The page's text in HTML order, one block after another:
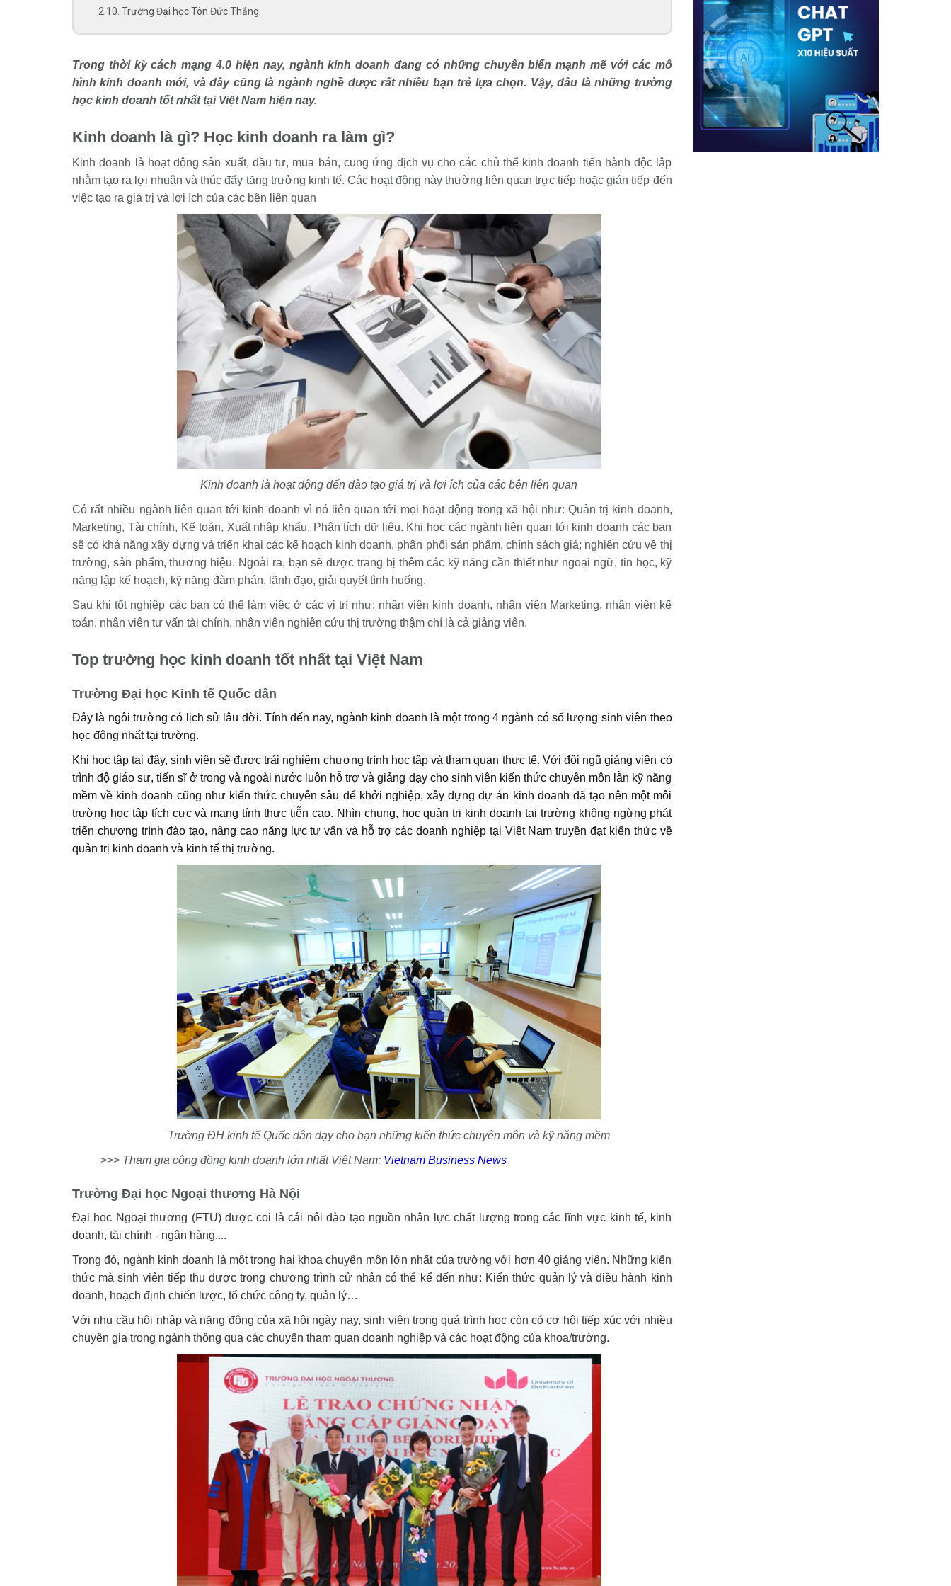
2.10. Trường Đại học Tôn Đức Thắng
Trong thời kỳ cách mạng 4.0 hiện nay, ngành kinh doanh đang có những chuyển biến mạnh mẽ với các mô
hình kinh doanh mới, và đây cũng là ngành nghề được rất nhiều bạn trẻ lựa chọn. Vậy, đâu là những trường
học kinh doanh tốt nhất tại Việt Nam hiện nay.
Kinh doanh là gì? Học kinh doanh ra làm gì?
Kinh doanh là hoạt động sản xuất, đầu tư, mua bán, cung ứng dịch vụ cho các chủ thể kinh doanh tiến hành độc lập
nhằm tạo ra lợi nhuận và thúc đẩy tăng trưởng kinh tế. Các hoạt động này thường liên quan trực tiếp hoặc gián tiếp đến
việc tạo ra giá trị và lợi ích của các bên liên quan
Kinh doanh là hoạt động đến đào tạo giá trị và lợi ích của các bên liên quan
Có rất nhiều ngành liên quan tới kinh doanh vì nó liên quan tới mọi hoạt động trong xã hội như: Quản trị kinh doanh,
Marketing, Tài chính, Kế toán, Xuất nhập khẩu, Phân tích dữ liệu. Khi học các ngành liên quan tới kinh doanh các bạn
sẽ có khả năng xây dựng và triển khai các kế hoạch kinh doanh, phân phối sản phẩm, chính sách giá; nghiên cứu về thị
trường, sản phẩm, thương hiệu. Ngoài ra, bạn sẽ được trang bị thêm các kỹ năng cần thiết như ngoại ngữ, tin học, kỹ
năng lập kế hoạch, kỹ năng đàm phán, lãnh đạo, giải quyết tình huống.
Sau khi tốt nghiệp các bạn có thể làm việc ở các vị trí như: nhân viên kinh doanh, nhân viên Marketing, nhân viên kế
toán, nhân viên tư vấn tài chính, nhân viên nghiên cứu thị trường thậm chí là cả giảng viên.
Top trường học kinh doanh tốt nhất tại Việt Nam
Trường Đại học Kinh tế Quốc dân
Đây là ngôi trường có lịch sử lâu đời. Tính đến nay, ngành kinh doanh là một trong 4 ngành có số lượng sinh viên theo
học đông nhất tại trường.
Khi học tập tại đây, sinh viên sẽ được trải nghiệm chương trình học tập và tham quan thực tế. Với đội ngũ giảng viên có
trình độ giáo sư, tiến sĩ ở trong và ngoài nước luôn hỗ trợ và giảng dạy cho sinh viên kiến thức chuyên môn lẫn kỹ năng
mềm về kinh doanh cũng như kiến thức chuyên sâu để khởi nghiệp, xây dựng dự án kinh doanh đã tạo nên một môi
trường học tập tích cực và mang tính thực tiễn cao. Nhìn chung, học quản trị kinh doanh tại trường không ngừng phát
triển chương trình đào tạo, nâng cao năng lực tư vấn và hỗ trợ các doanh nghiệp tại Việt Nam truyền đạt kiến thức về
quản trị kinh doanh và kinh tế thị trường.
Trường ĐH kinh tế Quốc dân dạy cho bạn những kiến thức chuyên môn và kỹ năng mềm
>>> Tham gia cộng đồng kinh doanh lớn nhất Việt Nam: Vietnam Business News
Trường Đại học Ngoại thương Hà Nội
Đại học Ngoại thương (FTU) được coi là cái nôi đào tạo nguồn nhân lực chất lượng trong các lĩnh vực kinh tế, kinh
doanh, tài chính - ngân hàng,...
Trong đó, ngành kinh doanh là một trong hai khoa chuyên môn lớn nhất của trường với hơn 40 giảng viên. Những kiến
thức mà sinh viên tiếp thu được trong chương trình cử nhân có thể kể đến như: Kiến thức quản lý và điều hành kinh
doanh, hoạch định chiến lược, tổ chức công ty, quản lý…
Với nhu cầu hội nhập và năng động của xã hội ngày nay, sinh viên trong quá trình học còn có cơ hội tiếp xúc với nhiều
chuyên gia trong ngành thông qua các chuyến tham quan doanh nghiệp và các hoạt động của khoa/trường.